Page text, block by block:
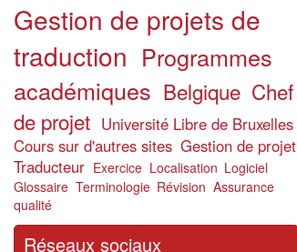
Gestion de projets de
traduction Programmes
académiques Belgique Chef
de projet Université Libre de Bruxelles
Cours sur d'autres sites Gestion de projet
Traducteur Exercice Localisation Logiciel
Glossaire Terminologie Révision Assurance
qualité
Réseaux sociaux